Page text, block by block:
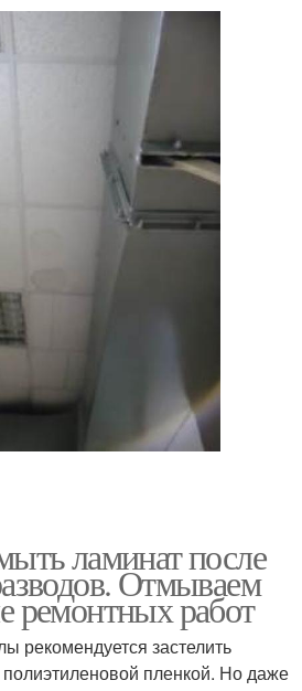
ламинат после
Отмываем
ремонтных работ
рекомендуется застелить
полиэтиленовой пленкой. Но даже